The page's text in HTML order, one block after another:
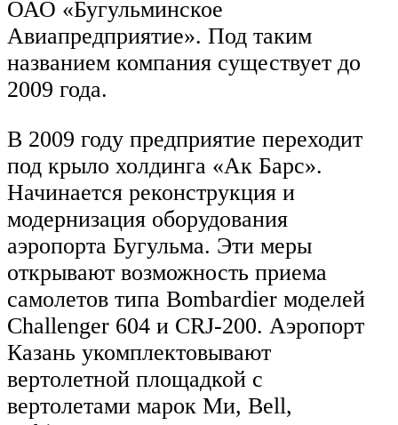
ОАО «Бугульминское
Авиапредприятие». Под таким
названием компания существует до
2009 года.
В 2009 году предприятие переходит
под крыло холдинга «Ак Барс».
Начинается реконструкция и
модернизация оборудования
аэропорта Бугульма. Эти меры
открывают возможность приема
самолетов типа Bombardier моделей
Challenger 604 и CRJ-200. Аэропорт
Казань укомплектовывают
вертолетной площадкой с
вертолетами марок Ми, Bell,